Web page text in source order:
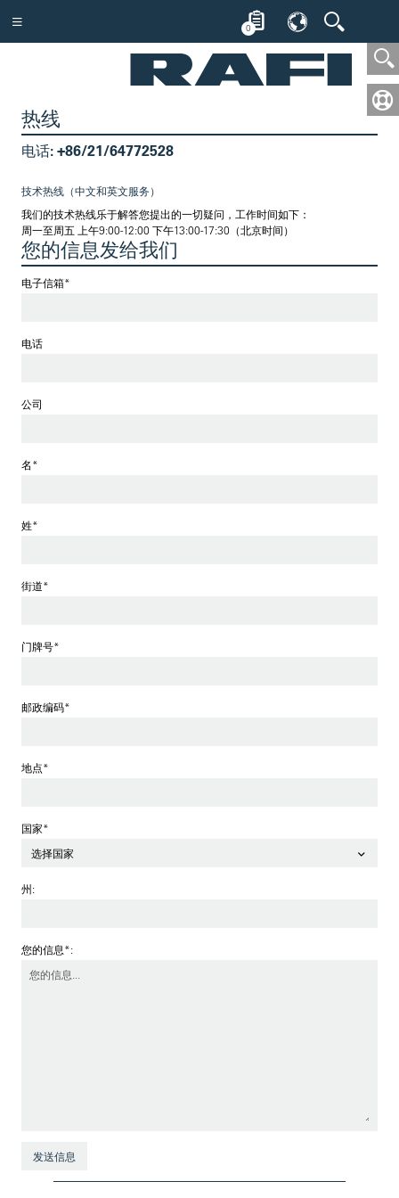
0
热线
电话: +86/21/64772528
技术热线（中文和英文服务）
我们的技术热线乐于解答您提出的一切疑问，工作时间如下：
周一至周五 上午9:00-12:00 下午13:00-17:30（北京时间）
您的信息发给我们
电子信箱*
电话
公司
名*
姓*
街道*
门牌号*
邮政编码*
地点*
国家*
选择国家
州:
您的信息*:
发送信息